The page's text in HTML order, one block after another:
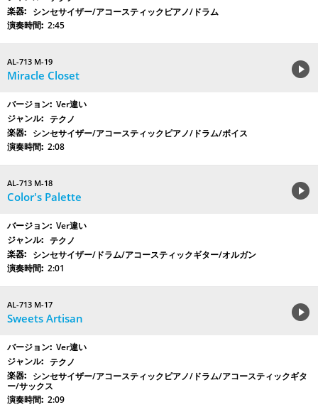
シンセサイザー/アコースティックピアノ/ドラム
2:45
AL-713 M-19
Miracle Closet
Ver違い
テクノ
シンセサイザー/アコースティックピアノ/ドラム/ボイス
2:08
AL-713 M-18
Color's Palette
Ver違い
テクノ
シンセサイザー/ドラム/アコースティックギター/オルガン
2:01
AL-713 M-17
Sweets Artisan
Ver違い
テクノ
シンセサイザー/アコースティックピアノ/ドラム/アコースティックギタ
ー/サックス
2:09